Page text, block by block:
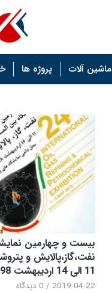
ماشین آلات پروژه ها
بیست و چهارمین
نفت،گاز،پالایش و
11 الی 14 اردیبهشت 98
2019-04-22
/ 0 دیدگاه